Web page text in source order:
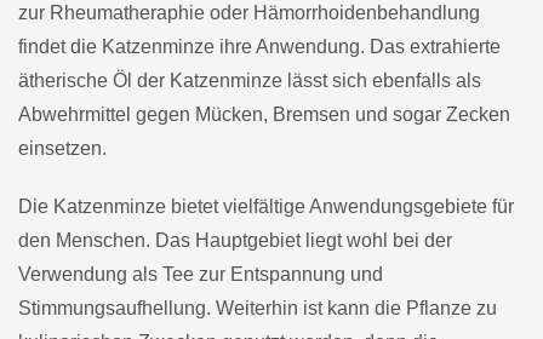
zur Rheumatheraphie oder Hämorrhoidenbehandlung
findet die Katzenminze ihre Anwendung. Das extrahierte
ätherische Öl der Katzenminze lässt sich ebenfalls als
Abwehrmittel gegen Mücken, Bremsen und sogar Zecken
einsetzen.
Die Katzenminze bietet vielfältige Anwendungsgebiete für
den Menschen. Das Hauptgebiet liegt wohl bei der
Verwendung als Tee zur Entspannung und
Stimmungsaufhellung. Weiterhin ist kann die Pflanze zu